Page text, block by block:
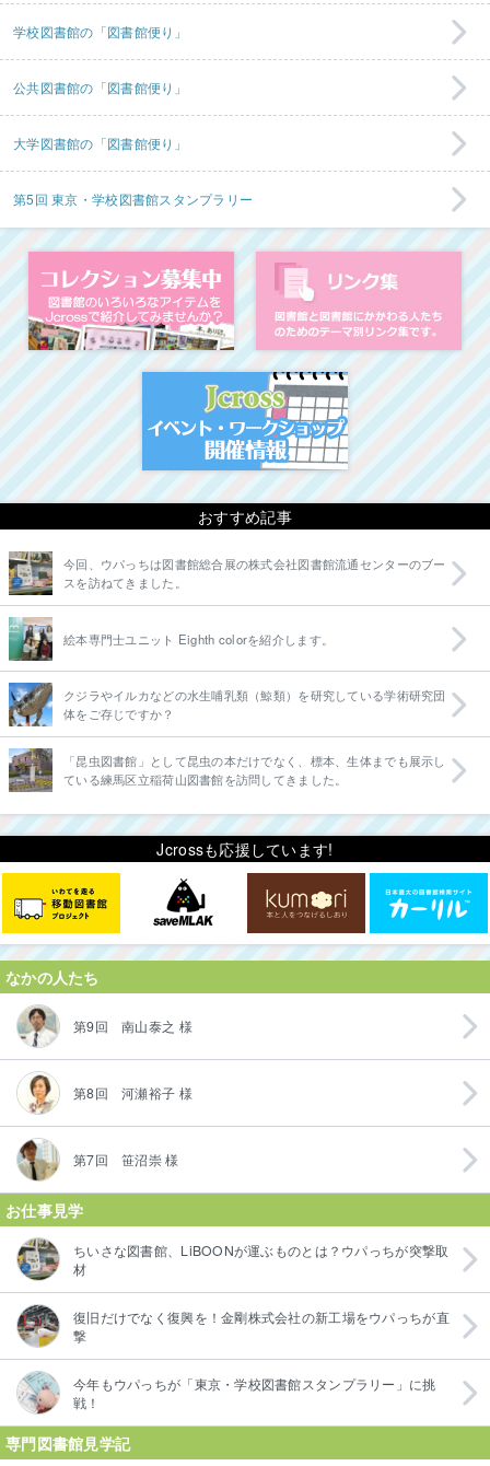
学校図書館の「図書館便り」
公共図書館の「図書館便り」
大学図書館の「図書館便り」
第5回 東京・学校図書館スタンプラリー
コレクション募集中
イベント・ワーク
おすすめ記事
今回、ウパっちは図書館総合展の株式会社図書館流通センターのブー
スを訪ねてきました。
絵本専門士ユニット Eighth colorを紹介します。
クジラやイルカなどの水生哺乳類（鯨類）を研究している学術研究団
体をご存じですか？
「昆虫図書館」として昆虫の本だけでなく、標本、生体までも展示し
ている練馬区立稲荷山図書館を訪問してきました。
Jcrossも応援しています!
なかの人たち
第9回 南山泰之 様
第8回 河瀬裕子 様
第7回 笹沼崇 様
お仕事見学
ちいさな図書館、LiBOONが運ぶものとは？ウパっちが突撃取
材
復旧だけでなく復興を！金剛株式会社の新工場をウパっちが直
撃
今年もウパっちが「東京・学校図書館スタンプラリー」に挑
戦！
専門図書館見学記